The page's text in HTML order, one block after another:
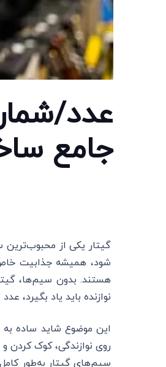
عدد/
جامع
گیتار یکی از
شود، همیشه جذابیت
هستند. بدون سیم‌ها،
نوازنده باید یاد بگیرد،
این موضوع شاید ساده به
روی نوازندگی، کوک کردن
سیم‌های گیتار به‌طور